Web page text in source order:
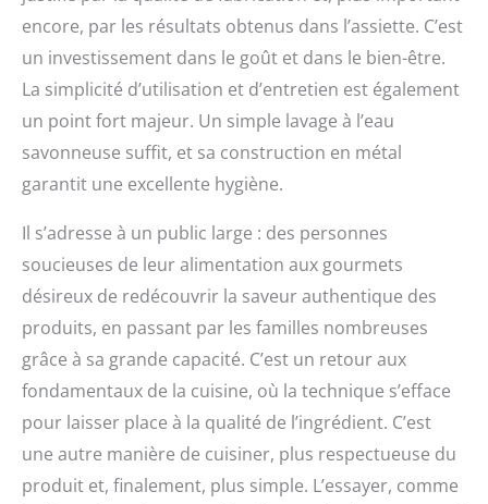
encore, par les résultats obtenus dans l’assiette. C’est
un investissement dans le goût et dans le bien-être.
La simplicité d’utilisation et d’entretien est également
un point fort majeur. Un simple lavage à l’eau
savonneuse suffit, et sa construction en métal
garantit une excellente hygiène.
Il s’adresse à un public large : des personnes
soucieuses de leur alimentation aux gourmets
désireux de redécouvrir la saveur authentique des
produits, en passant par les familles nombreuses
grâce à sa grande capacité. C’est un retour aux
fondamentaux de la cuisine, où la technique s’efface
pour laisser place à la qualité de l’ingrédient. C’est
une autre manière de cuisiner, plus respectueuse du
produit et, finalement, plus simple. L’essayer, comme